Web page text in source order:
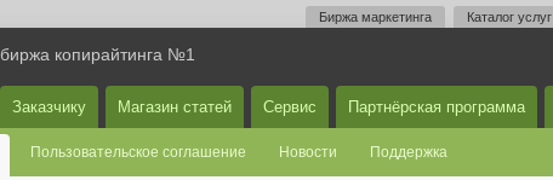
Биржа маркетинга Каталог услуг
биржа копирайтинга №1
Заказчику Магазин статей Сервис Партнёрская программа
Пользовательское соглашение Новости Поддержка